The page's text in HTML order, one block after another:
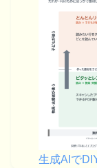
生成AIで